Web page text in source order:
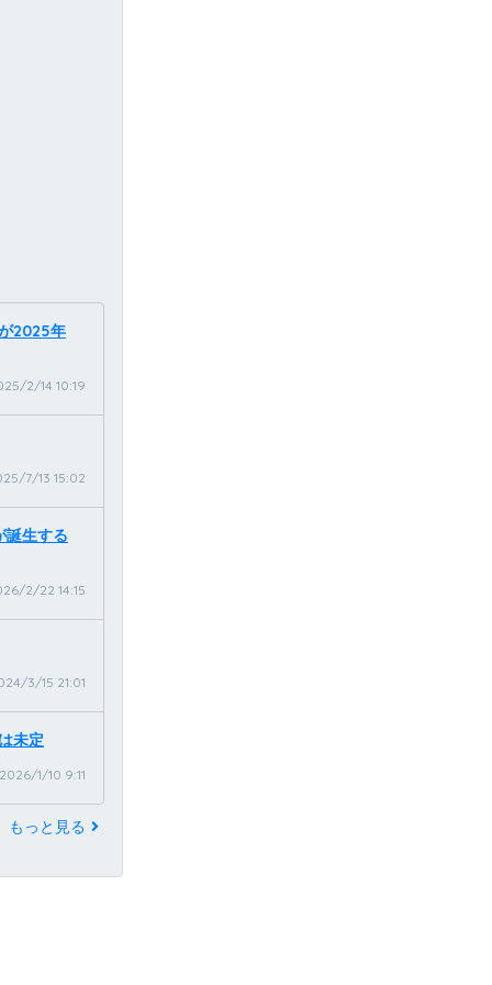
2025年
2/14 10:19
7/13 15:02
誕生する
2/22 14:15
3/15 21:01
未定
2026/1/10 9:11
もっと見る